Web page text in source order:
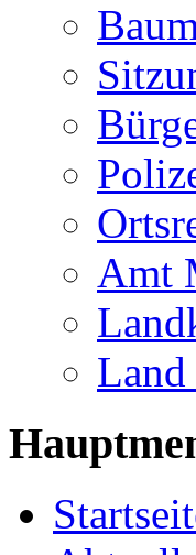
Amt
Land